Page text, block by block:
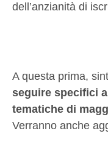
dell’anzianità di
A questa prima,
seguire specifici
tematiche di
Verranno anche